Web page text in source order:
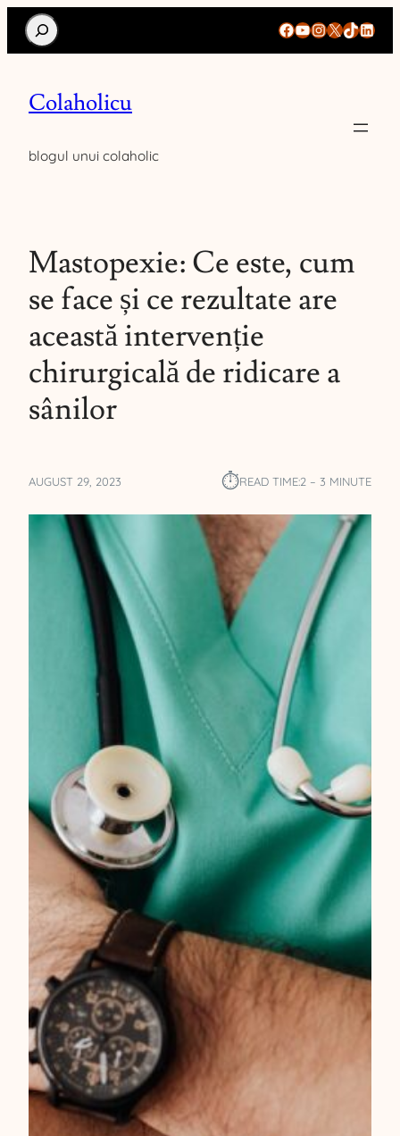
Search Facebook
YouTube
Instagram
X TikTok
Colaholicu
blogul unui colaholic
Mastopexie: Ce este, cum
se face și ce rezultate are
această intervenție
chirurgicală de ridicare a
sânilor
AUGUST 29, 2023 ⏱︎READ TIME:2 – 3 MINUTE